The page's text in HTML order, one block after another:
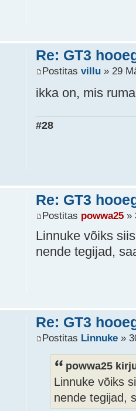
Re: GT3
Postitasvillu » 29
ikka on, mis
#28
Re: GT3
Postitas powwa25 »
Linnuke võiks
nende tegijad,
Re: GT3
Postitas Linnuke »
powwa25
Linnuke võiks
nende tegijad,